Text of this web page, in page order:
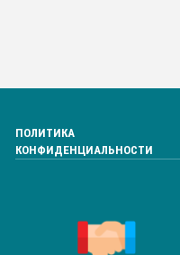
ПОЛИТИКА
КОНФИДЕНЦИАЛЬНОСТИ